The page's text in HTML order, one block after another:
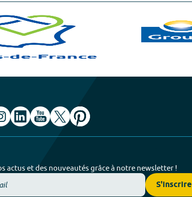
actus et des nouveautés grâce à notre newsletter !
S'inscrire